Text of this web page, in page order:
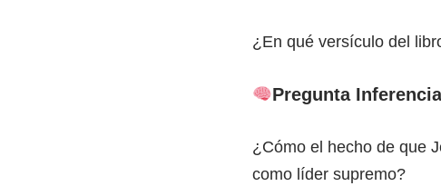
¿En qué versículo del
Pregunta
¿Cómo el hecho de que
como líder supremo?